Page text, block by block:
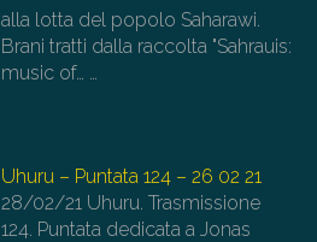
alla lotta del popolo Saharawi.
Brani tratti dalla raccolta "Sahrauis:
music of… …
Uhuru – Puntata 124 – 26 02 21
28/02/21 Uhuru. Trasmissione
124. Puntata dedicata a Jonas